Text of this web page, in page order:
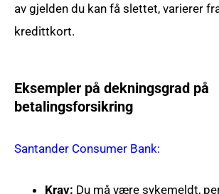
av gjelden du kan få slettet, varierer
kredittkort.
Eksempler på dekningsgrad på
betalingsforsikring
Santander Consumer Bank:
Krav: Du må være sykemeldt,